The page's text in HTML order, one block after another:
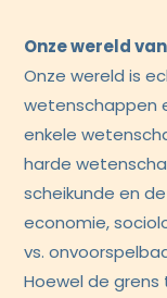
Onze wereld
Onze wereld is
wetenschappen
enkele
harde
scheikunde en
economie,
vs.
Hoewel de